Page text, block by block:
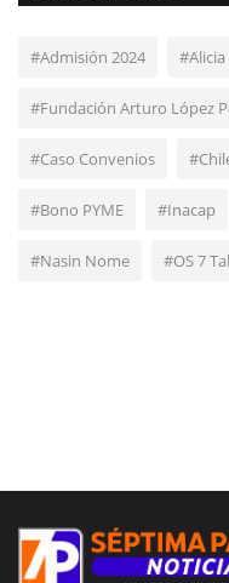
#Admisión 2024
#Fundación Arturo López
#Caso Convenios
#Bono PYME #Inacap
#Nasin Nome #OS 7